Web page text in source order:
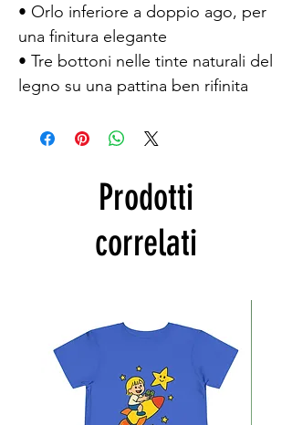
• Orlo inferiore a doppio ago, per
una finitura elegante
• Tre bottoni nelle tinte naturali del
legno su una pattina ben rifinita
Prodotti
correlati